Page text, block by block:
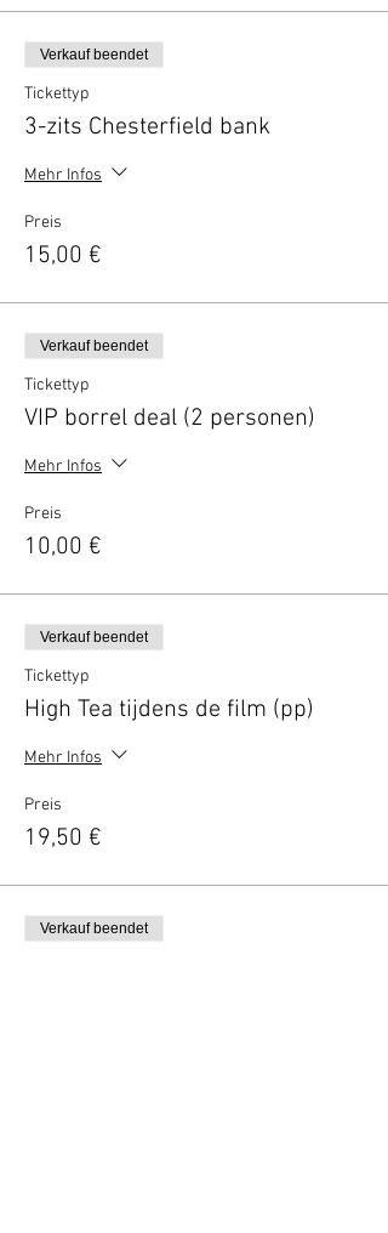
Verkauf beendet
Tickettyp
3-zits Chesterfield bank
Mehr Infos
Preis
15,00 €
Verkauf beendet
Tickettyp
VIP borrel deal (2 personen)
Mehr Infos
Preis
10,00 €
Verkauf beendet
Tickettyp
High Tea tijdens de film (pp)
Mehr Infos
Preis
19,50 €
Verkauf beendet